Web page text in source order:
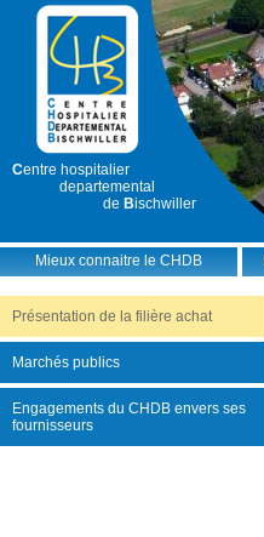
Centre hospitalier
departemental
de Bischwiller
Mieux connaitre le CHDB
Présentation de la filière achat
Marchés publics
Engagements du CHDB envers ses
fournisseurs